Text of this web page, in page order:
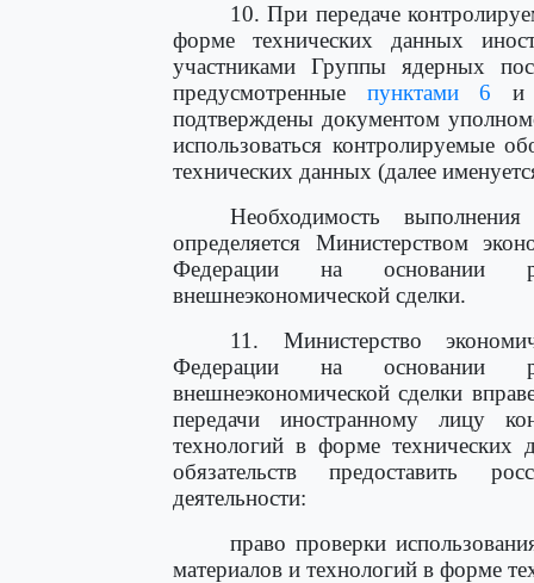
10. При передаче
форме технических данных
участниками Группы ядерных
предусмотренные пунктами 6
подтверждены документом
использоваться контролируемые
технических данных (далее
Необходимость
определяется Министерством
Федерации на основании
внешнеэкономической сделки.
11. Министерство
Федерации на основании
внешнеэкономической сделки
передачи иностранному лицу
технологий в форме технических
обязательств предоставить
деятельности:
право проверки
материалов и технологий в форме